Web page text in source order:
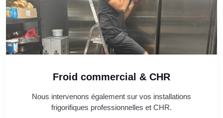
Froid commercial & CHR
Nous intervenons également sur vos installations
frigorifiques professionnelles et CHR.